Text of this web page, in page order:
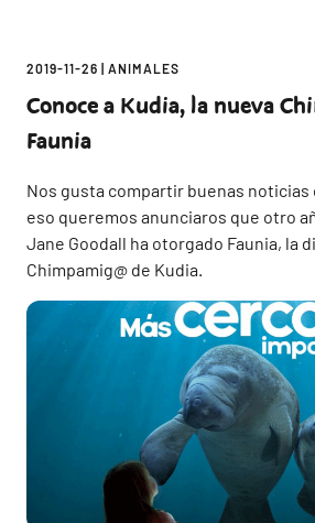
2019-11-26 ANIMALES
Conoce a Kudia, la nueva
Faunia
Nos gusta compartir buenas
eso queremos anunciaros que otro
Jane Goodall ha otorgado Faunia, la
Chimpamig@ de Kudia.